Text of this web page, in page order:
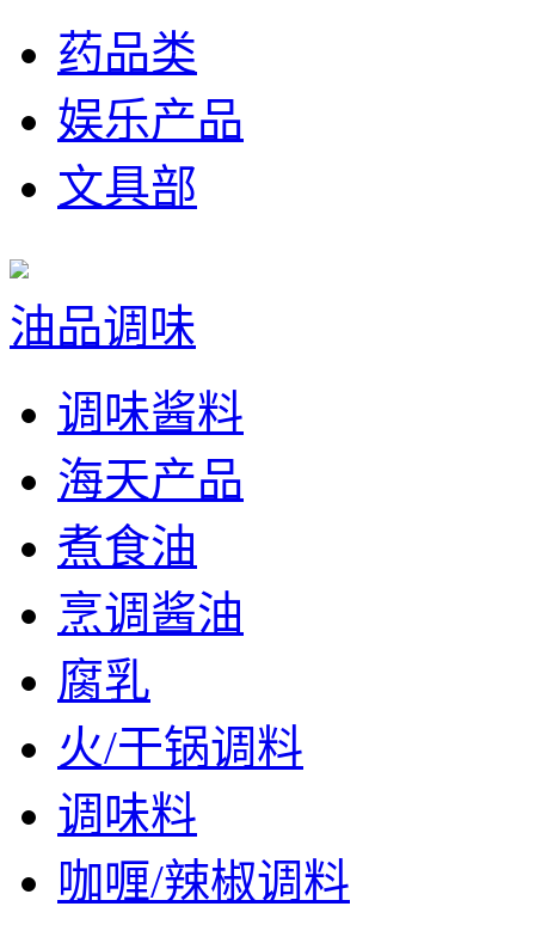
药品类
娱乐产品
文具部
油品调味
调味酱料
海天产品
煮食油
烹调酱油
腐乳
火/干锅调料
调味料
咖喱/辣椒调料